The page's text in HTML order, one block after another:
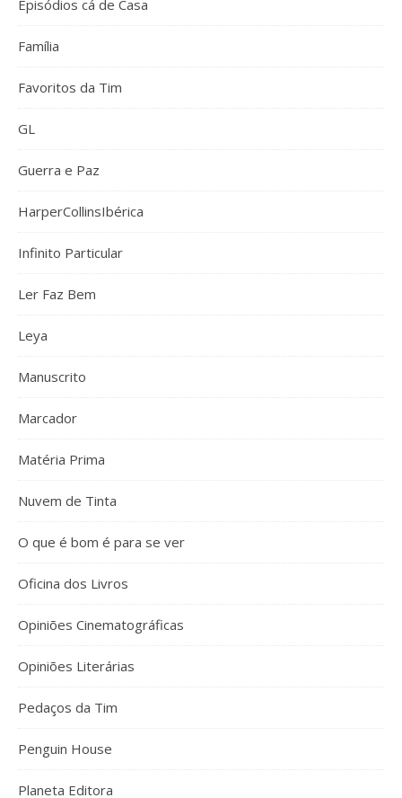
Episódios cá de Casa
Família
Favoritos da Tim
GL
Guerra e Paz
HarperCollinsIbérica
Infinito Particular
Ler Faz Bem
Leya
Manuscrito
Marcador
Matéria Prima
Nuvem de Tinta
O que é bom é para se ver
Oficina dos Livros
Opiniões Cinematográficas
Opiniões Literárias
Pedaços da Tim
Penguin House
Planeta Editora